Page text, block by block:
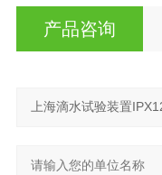
产品咨询